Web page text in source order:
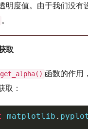
明度值。由于我们没有
。
取
get_alpha() 函数的作用
取：
matplotlib .